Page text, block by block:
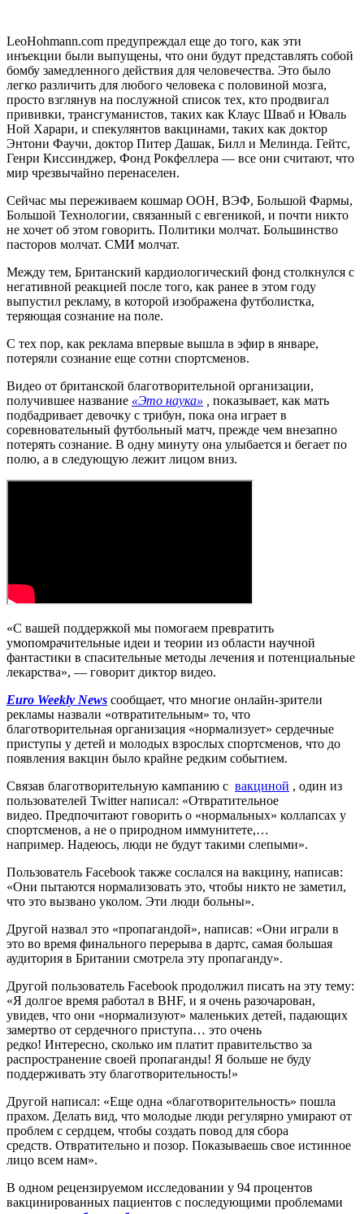
LeoHohmann.com предупреждал еще до того, как эти
инъекции были выпущены, что они будут представлять собой
бомбу замедленного действия для человечества. Это было
легко различить для любого человека с половиной мозга,
просто взглянув на послужной список тех, кто продвигал
прививки, трансгуманистов, таких как Клаус Шваб и Юваль
Ной Харари, и спекулянтов вакцинами, таких как доктор
Энтони Фаучи, доктор Питер Дашак, Билл и Мелинда. Гейтс,
Генри Киссинджер, Фонд Рокфеллера — все они считают, что
мир чрезвычайно перенаселен.
Сейчас мы переживаем кошмар ООН, ВЭФ, Большой Фармы,
Большой Технологии, связанный с евгеникой, и почти никто
не хочет об этом говорить. Политики молчат. Большинство
пасторов молчат. СМИ молчат.
Между тем, Британский кардиологический фонд столкнулся с
негативной реакцией после того, как ранее в этом году
выпустил рекламу, в которой изображена футболистка,
теряющая сознание на поле.
С тех пор, как реклама впервые вышла в эфир в январе,
потеряли сознание еще сотни спортсменов.
Видео от британской благотворительной организации,
получившее название «Это наука»
показывает, как мать
подбадривает девочку с трибун, пока она играет в
соревновательный футбольный матч, прежде чем внезапно
потерять сознание. В одну минуту она улыбается и бегает по
полю, а в следующую лежит лицом вниз.
«С вашей поддержкой мы помогаем превратить
умопомрачительные идеи и теории из области научной
фантастики в спасительные методы лечения и потенциальные
лекарства», — говорит диктор видео.
Euro Weekly News сообщает, что многие онлайн-зрители
рекламы назвали «отвратительным» то, что
благотворительная организация «нормализует» сердечные
приступы у детей и молодых взрослых спортсменов, что до
появления вакцин было крайне редким событием.
Связав благотворительную кампанию с вакциной , один из
пользователей Twitter написал: «Отвратительное
видео. Предпочитают говорить о «нормальных» коллапсах у
спортсменов, а не о природном иммунитете,…
например. Надеюсь, люди не будут такими слепыми».
Пользователь Facebook также сослался на вакцину, написав:
«Они пытаются нормализовать это, чтобы никто не заметил,
что это вызвано уколом. Эти люди больны».
Другой назвал это «пропагандой», написав: «Они играли в
это во время финального перерыва в дартс, самая большая
аудитория в Британии смотрела эту пропаганду».
Другой пользователь Facebook продолжил писать на эту тему:
«Я долгое время работал в BHF, и я очень разочарован,
увидев, что они «нормализуют» маленьких детей, падающих
замертво от сердечного приступа… это очень
редко! Интересно, сколько им платит правительство за
распространение своей пропаганды! Я больше не буду
поддерживать эту благотворительность!»
Другой написал: «Еще одна «благотворительность» пошла
прахом. Делать вид, что молодые люди регулярно умирают от
проблем с сердцем, чтобы создать повод для сбора
средств. Отвратительно и позор. Показываешь свое истинное
лицо всем нам».
В одном рецензируемом исследовании у 94 процентов
вакцинированных пациентов с последующими проблемами